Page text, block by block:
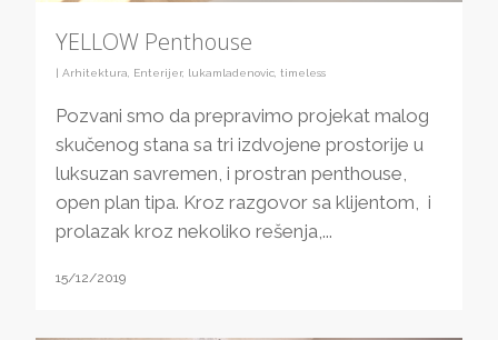
YELLOW Penthouse
| Arhitektura Enterijer, lukamladenovic timeless
Pozvani smo da prepravimo projekat malog
skučenog stana sa tri izdvojene prostorije u
luksuzan savremen, i prostran penthouse,
open plan tipa. Kroz razgovor sa klijentom, i
prolazak kroz nekoliko rešenja,...
15/12/2019